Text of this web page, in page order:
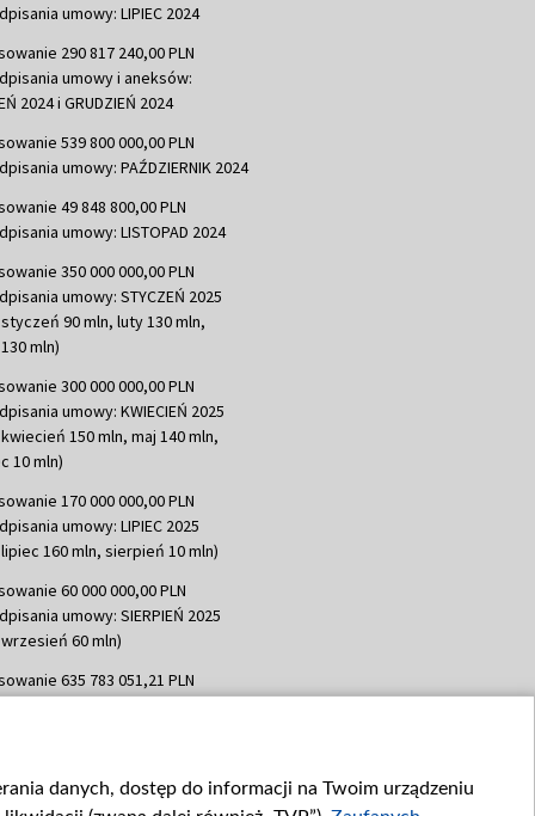
umowy: LIPIEC 2024
290 817 240,00 PLN
umowy i aneksów:
2024 i GRUDZIEŃ 2024
539 800 000,00 PLN
umowy: PAŹDZIERNIK 2024
49 848 800,00 PLN
umowy: LISTOPAD 2024
350 000 000,00 PLN
umowy: STYCZEŃ 2025
90 mln, luty 130 mln,
mln)
300 000 000,00 PLN
umowy: KWIECIEŃ 2025
150 mln, maj 140 mln,
10 mln)
170 000 000,00 PLN
umowy: LIPIEC 2025
160 mln, sierpień 10 mln)
60 000 000,00 PLN
umowy: SIERPIEŃ 2025
60 mln)
635 783 051,21 PLN
48 862 000,00 PLN
danych, dostęp do informacji na Twoim urządzeniu